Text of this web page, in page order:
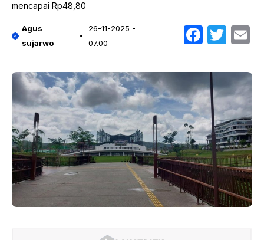
mencapai Rp48,80
Agus
sujarwo
26-11-2025 -
07.00